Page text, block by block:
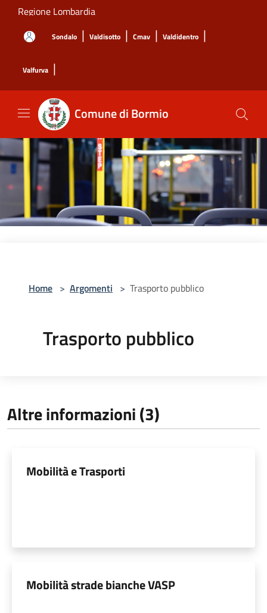
Salta al contenuto principale
Regione Lombardia
Sondalo | Valdisotto | Cmav | Valdidentro |
Valfurva |
Comune di Bormio
Home > Argomenti > Trasporto pubblico
Trasporto pubblico
Altre informazioni (3)
Mobilità e Trasporti
Mobilità strade bianche VASP